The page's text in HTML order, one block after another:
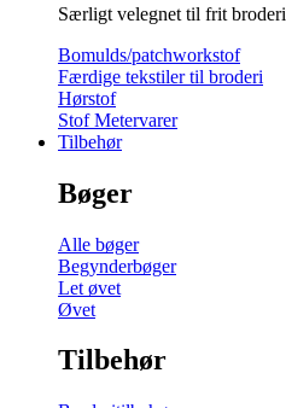
Særligt velegnet til frit broderi
Bomulds/patchworkstof
Færdige tekstiler til broderi
Hørstof
Stof Metervarer
Tilbehør
Bøger
Alle bøger
Begynderbøger
Let øvet
Øvet
Tilbehør